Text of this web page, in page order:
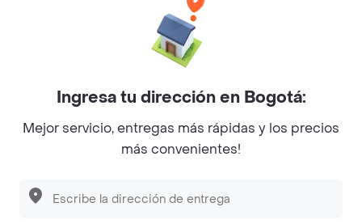
Facebook
Twitter
Instagram
Ingresa tu dirección en Bogotá:
Mejor servicio, entregas más rápidas y los precios
más convenientes!